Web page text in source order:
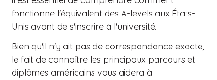
fonctionne l'équivalent des A-levels aux États-
Unis avant de s'inscrire à l'université.
Bien qu'il n'y ait pas de correspondance exacte,
le fait de connaître les principaux parcours et
diplômes américains vous aidera à